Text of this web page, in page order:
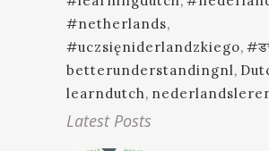
#netherlands,
#uczsięniderlandzkiego,
betterunderstandingnl,
learndutch,
Latest Posts